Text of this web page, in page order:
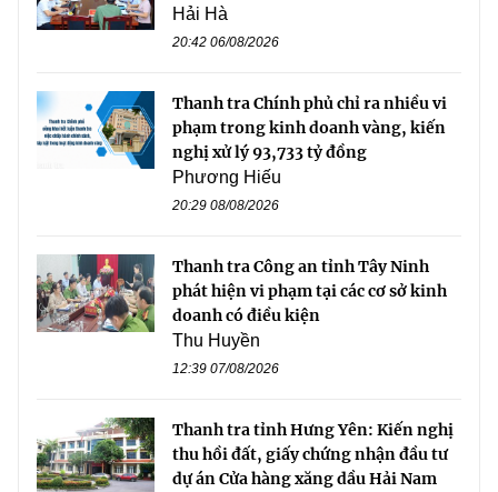
Hải Hà
20:42 06/08/2026
Thanh tra Chính phủ chỉ ra nhiều vi
phạm trong kinh doanh vàng, kiến
nghị xử lý 93,733 tỷ đồng
Phương Hiếu
20:29 08/08/2026
Thanh tra Công an tỉnh Tây Ninh
phát hiện vi phạm tại các cơ sở kinh
doanh có điều kiện
Thu Huyền
12:39 07/08/2026
Thanh tra tỉnh Hưng Yên: Kiến nghị
thu hồi đất, giấy chứng nhận đầu tư
dự án Cửa hàng xăng dầu Hải Nam